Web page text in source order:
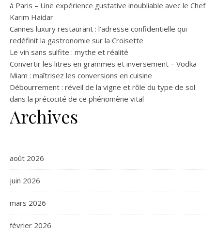
à Paris – Une expérience gustative inoubliable avec le Chef
Karim Haidar
Cannes luxury restaurant : l’adresse confidentielle qui
redéfinit la gastronomie sur la Croisette
Le vin sans sulfite : mythe et réalité
Convertir les litres en grammes et inversement – Vodka
Miam : maîtrisez les conversions en cuisine
Débourrement : réveil de la vigne et rôle du type de sol
dans la précocité de ce phénomène vital
Archives
août 2026
juin 2026
mars 2026
février 2026